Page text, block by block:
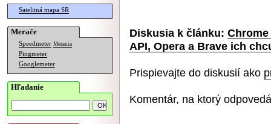
Satelitná mapa SR
Merače
Speedmeter Merania
Pingmeter
Googlemeter
Hľadanie
Diskusia k článku:
API, Opera a Brave ich
Prispievajte do diskusií ako
Komentár, na ktorý